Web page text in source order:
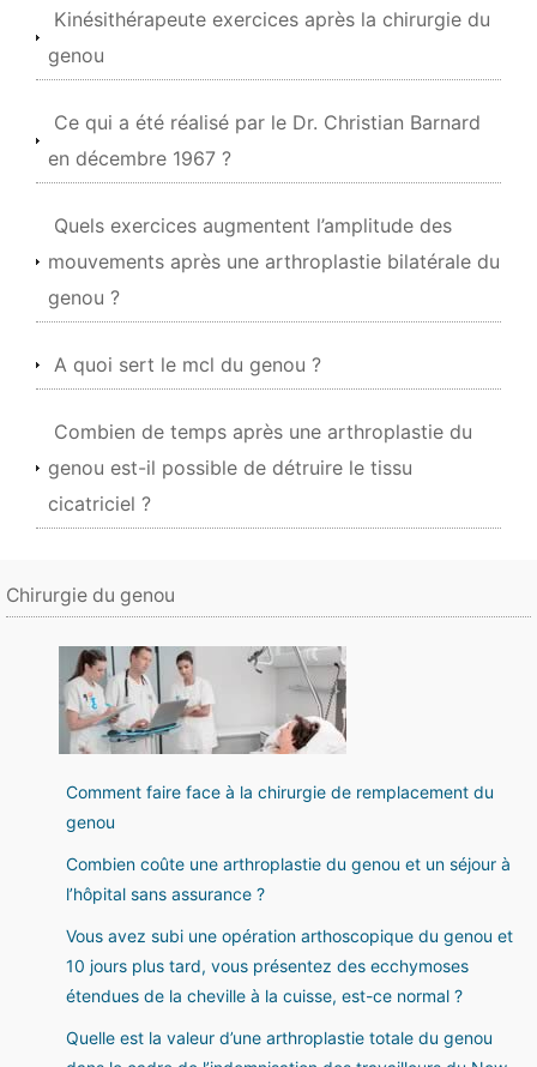
Kinésithérapeute exercices après la chirurgie du
genou
Ce qui a été réalisé par le Dr. Christian Barnard
en décembre 1967 ?
Quels exercices augmentent l’amplitude des
mouvements après une arthroplastie bilatérale du
genou ?
A quoi sert le mcl du genou ?
Combien de temps après une arthroplastie du
genou est-il possible de détruire le tissu
cicatriciel ?
Chirurgie du genou
Comment faire face à la chirurgie de remplacement du
genou
Combien coûte une arthroplastie du genou et un séjour à
l’hôpital sans assurance ?
Vous avez subi une opération arthoscopique du genou et
10 jours plus tard, vous présentez des ecchymoses
étendues de la cheville à la cuisse, est-ce normal ?
Quelle est la valeur d’une arthroplastie totale du genou